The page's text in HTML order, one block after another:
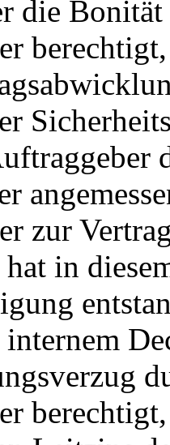
die Bonität
zur
in
internem